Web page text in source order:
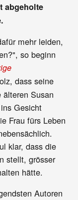
abgeholte
mehr leiden,
so beginn
dass seine
Susan
Gesicht
Frau fürs Leben
klar, dass die
stellt, grösser
hätte.
Autoren